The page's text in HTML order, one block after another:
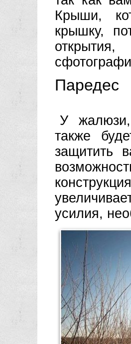
Крыши,
крышку,
Паредес
У
также
защитить
усилия,